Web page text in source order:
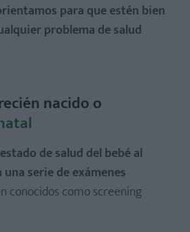
para que estén bien
problema de salud
nacido o
de salud del bebé al
una serie de exámenes
conocidos como screening